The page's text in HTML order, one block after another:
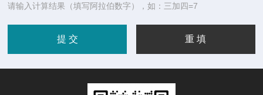
请输入计算结果（填写阿拉伯数字），如：三加四=7